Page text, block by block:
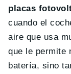
placas
cuando el
aire que usa
que le permite
batería, sino